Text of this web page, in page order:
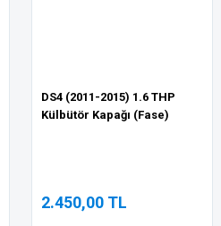
DS4 (2011-2015) 1.6 THP
Külbütör Kapağı (Fase)
2.450,00 TL